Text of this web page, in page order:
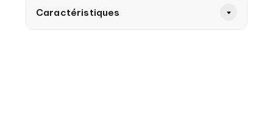
Caractéristiques